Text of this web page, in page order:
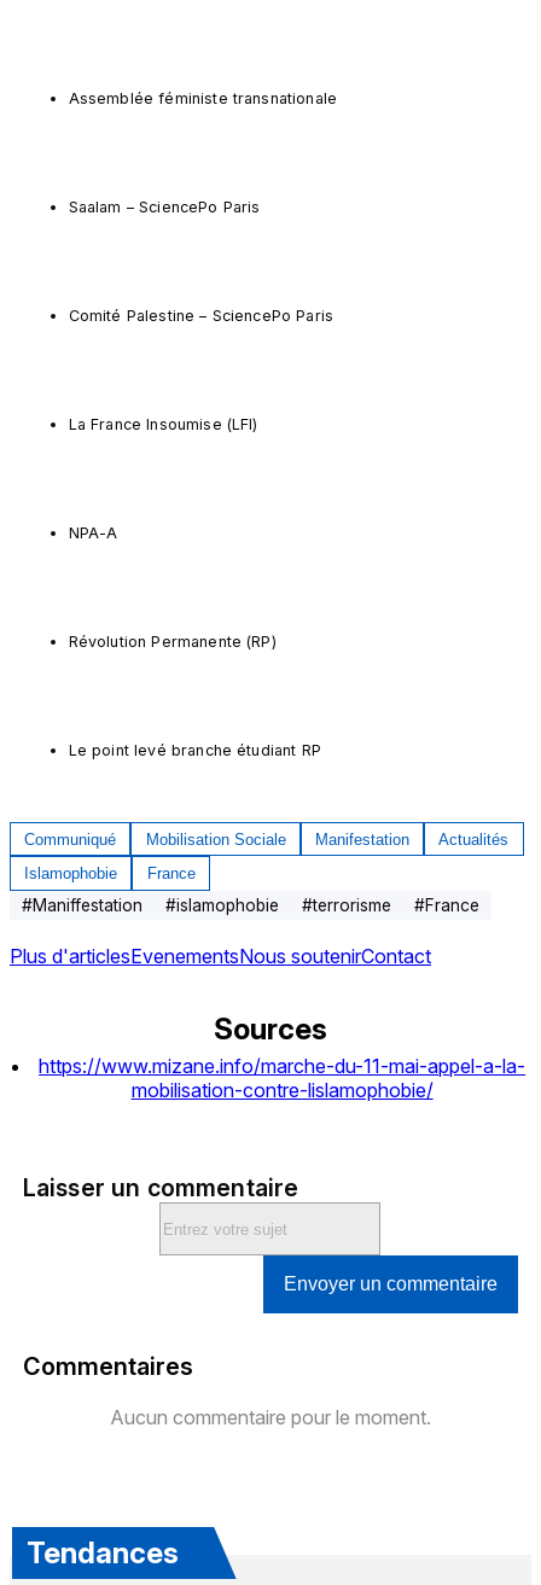
Assemblée féministe transnationale
Saalam – SciencePo Paris
Comité Palestine – SciencePo Paris
La France Insoumise (LFI)
NPA-A
Révolution Permanente (RP)
Le point levé branche étudiant RP
Communiqué Mobilisation Sociale Manifestation
Actualités
Islamophobie
France
#Maniffestation #islamophobie #terrorisme #France
Plus d'articlesEvenementsNous soutenirContact
Sources
https://www.mizane.info/marche-du-11-mai-appel-a-la-
mobilisation-contre-lislamophobie/
Laisser un commentaire
Envoyer un commentaire
Commentaires
Aucun commentaire pour le moment.
Tendances